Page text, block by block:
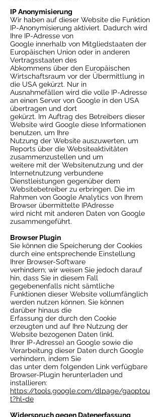
IP Anonymisierung
Wir haben auf dieser Website die Funktion
IP-Anonymisierung aktiviert. Dadurch wird
Ihre IP-Adresse von
Google innerhalb von Mitgliedstaaten der
Europäischen Union oder in anderen
Vertragsstaaten des
Abkommens über den Europäischen
Wirtschaftsraum vor der Übermittlung in
die USA gekürzt. Nur in
Ausnahmefällen wird die volle IP-Adresse
an einen Server von Google in den USA
übertragen und dort
gekürzt. Im Auftrag des Betreibers dieser
Website wird Google diese Informationen
benutzen, um Ihre
Nutzung der Website auszuwerten, um
Reports über die Websiteaktivitäten
zusammenzustellen und um
weitere mit der Websitenutzung und der
Internetnutzung verbundene
Dienstleistungen gegenüber dem
Websitebetreiber zu erbringen. Die im
Rahmen von Google Analytics von Ihrem
Browser übermittelte IPAdresse
wird nicht mit anderen Daten von Google
zusammengeführt.
Browser Plugin
Sie können die Speicherung der Cookies
durch eine entsprechende Einstellung
Ihrer Browser-Software
verhindern; wir weisen Sie jedoch darauf
hin, dass Sie in diesem Fall
gegebenenfalls nicht sämtliche
Funktionen dieser Website vollumfänglich
werden nutzen können. Sie können
darüber hinaus die
Erfassung der durch den Cookie
erzeugten und auf Ihre Nutzung der
Website bezogenen Daten (inkl.
Ihrer IP-Adresse) an Google sowie die
Verarbeitung dieser Daten durch Google
verhindern, indem Sie
das unter dem folgenden Link verfügbare
Browser-Plugin herunterladen und
installieren:
https://tools.google.com/dlpage/gaoptou
t?hl=de
Widerspruch gegen Datenerfassung